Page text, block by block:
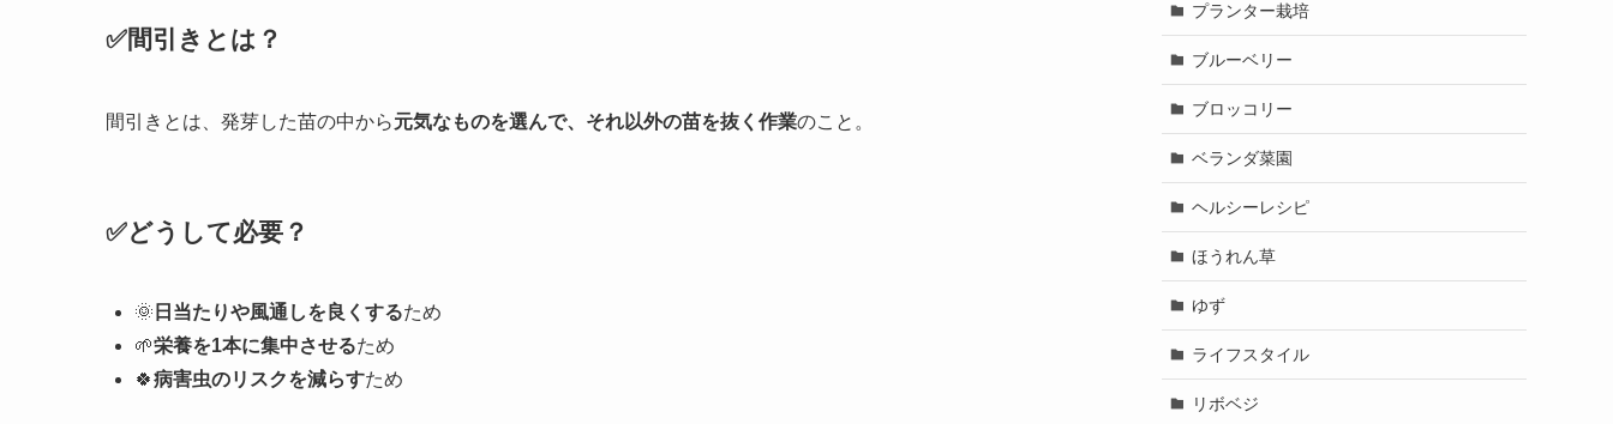
✅間引きとは？
間引きとは、発芽した苗の中から元気なものを選んで、それ以外の苗を抜く作業のこと。
✅どうして必要？
🌞 日当たりや風通しを良くするため
🌱栄養を1本に集中させるため
🍀病害虫のリスクを減らすため
プランター栽培
ブルーベリー
ブロッコリー
ベランダ菜園
ヘルシーレシピ
ほうれん草
ゆず
ライフスタイル
リボベジ